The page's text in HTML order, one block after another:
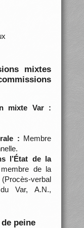
mixtes
mixte Var :
: Membre
l’État de la
de la
verbal
Var, A.N.,
peine